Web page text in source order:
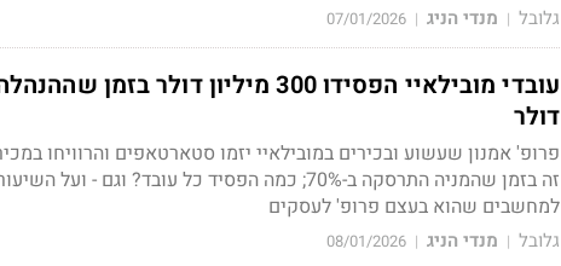
גלובל | מנדי הניג |
07/01/2026
דולר
פרופ' אמנון שעשוע ובכירים במובילאיי יזמו סטארטאפים והרוויחו
זה בזמן שהמניה התרסקה ב-70%; כמה הפסיד כל עובד?
למחשבים שהוא בעצם פרופ' לעסקים
גלובל | מנדי הניג |
08/01/2026